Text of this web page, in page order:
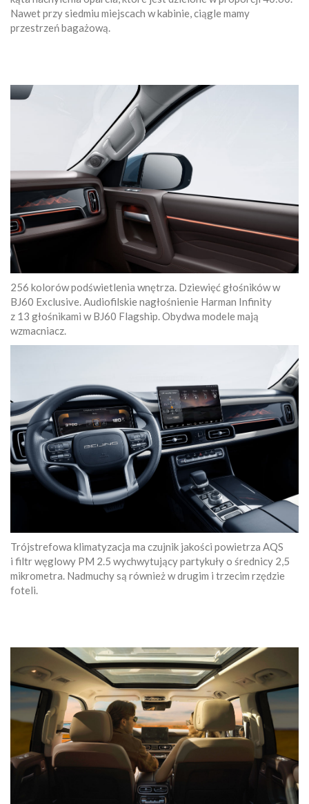
Nawet przy siedmiu miejscach w kabinie, ciągle mamy
przestrzeń bagażową.
256 kolorów podświetlenia wnętrza. Dziewięć głośników w
BJ60 Exclusive. Audiofilskie nagłośnienie Harman Infinity
z 13 głośnikami w BJ60 Flagship. Obydwa modele mają
wzmacniacz.
Trójstrefowa klimatyzacja ma czujnik jakości powietrza AQS
i filtr węglowy PM 2.5 wychwytujący partykuły o średnicy 2,5
mikrometra. Nadmuchy są również w drugim i trzecim rzędzie
foteli.